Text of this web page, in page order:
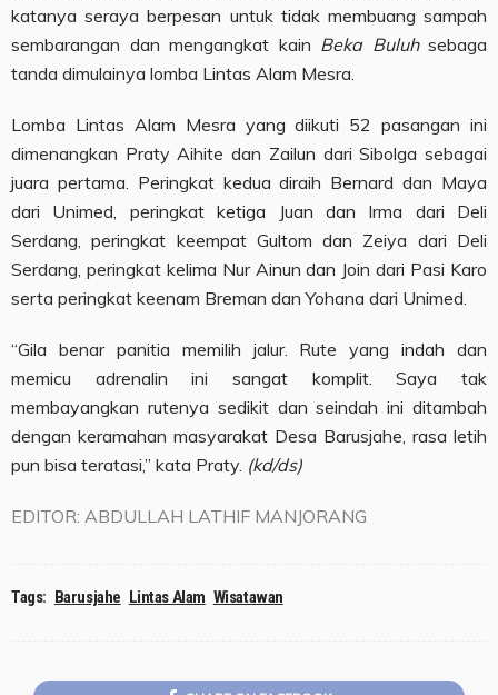
katanya seraya berpesan untuk tidak membuang sampah
sembarangan dan mengangkat kain Beka Buluhsebaga
tanda dimulainya lomba Lintas Alam Mesra.
Lomba Lintas Alam Mesra yang diikuti 52 pasangan ini
dimenangkan Praty Aihite dan Zailun dari Sibolga sebagai
juara pertama. Peringkat kedua diraih Bernard dan Maya
dari Unimed, peringkat ketiga Juan dan Irma dari Deli
Serdang, peringkat keempat Gultom dan Zeiya dari Deli
Serdang, peringkat kelima Nur Ainun dan Join dari Pasi Karo
serta peringkat keenam Breman dan Yohana dari Unimed.
“Gila benar panitia memilih jalur. Rute yang indah dan
memicu adrenalin ini sangat komplit. Saya tak
membayangkan rutenya sedikit dan seindah ini ditambah
dengan keramahan masyarakat Desa Barusjahe, rasa letih
pun bisa teratasi,” kata Praty. (kd/ds)
EDITOR: ABDULLAH LATHIF MANJORANG
Tags: Barusjahe Lintas Alam Wisatawan